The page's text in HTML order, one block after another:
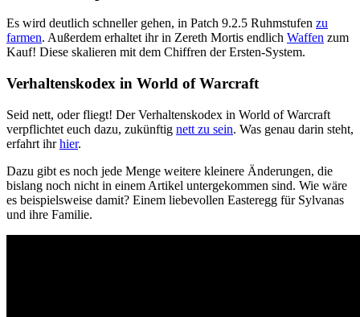
Es wird deutlich schneller gehen, in Patch 9.2.5 Ruhmstufen zu
farmen. Außerdem erhaltet ihr in Zereth Mortis endlich Waffen zum
Kauf! Diese skalieren mit dem Chiffren der Ersten-System.
Verhaltenskodex in World of Warcraft
Seid nett, oder fliegt! Der Verhaltenskodex in World of Warcraft
verpflichtet euch dazu, zukünftig nett zu sein. Was genau darin steht,
erfahrt ihrhier.
Dazu gibt es noch jede Menge weitere kleinere Änderungen, die
bislang noch nicht in einem Artikel untergekommen sind. Wie wäre
es beispielsweise damit? Einem liebevollen Easteregg für Sylvanas
und ihre Familie.